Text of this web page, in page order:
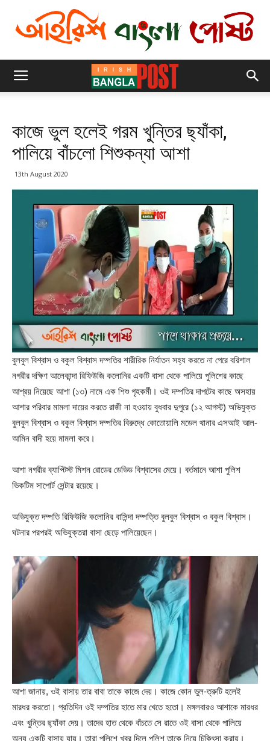
কাজে ভুল হলেই গরম খুন্তির ছ্যাঁকা,
পালিয়ে বাঁচলো শিশুকন্যা আশা
13th August 2020
বুলবুল বিশ্বাস ও বকুল বিশ্বাস দম্পতির শারীরিক নির্যাতন সহ্য করতে না পেরে বরিশাল
নগরীর দক্ষিণ আলেকান্দা রিফিউজি কলোনির একটি বাসা থেকে পালিয়ে পুলিশের কাছে
আশ্রয় নিয়েছে আশা (১৩) নামে এক শিশু গৃহকর্মী। ওই দম্পতির দাপটের কাছে অসহায়
আশার পরিবার মামলা দায়ের করতে রাজী না হওয়ায় বুধবার দুপুরে (১২ আগস্ট) অভিযুক্ত
বুলবুল বিশ্বাস ও বকুল বিশ্বাস দম্পতির বিরুদ্ধে কোতোয়ালি মডেল থানার এসআই আল-
আমিন বাদী হয়ে মামলা করে।
আশা নগরীর ব্যাপ্টিস্ট মিশন রোডের ডেভিড বিশ্বাসের মেয়ে। বর্তমানে আশা পুলিশ
ভিকটিম সাপোর্ট সেন্টার রয়েছে।
অভিযুক্ত দম্পতি রিফিউজি কলোনির বাসিন্দা দম্পত্তি বুলবুল বিশ্বাস ও বকুল বিশ্বাস।
ঘটনার পরপরই অভিযুক্তরা বাসা ছেড়ে পালিয়েছেন।
আশা জানায়, ওই বাসায় তার বাবা তাকে কাজে দেয়। কাজে কোন ভুল-ত্রুটি হলেই
মারধর করতো। প্রতিদিন ওই দম্পতির হাতে মার খেতে হতো। মঙ্গলবারও আশাকে মারধর
এবং খুন্তির ছ্যাঁকা দেয়। তাদের হাত থেকে বাঁচতে সে রাতে ওই বাসা থেকে পালিয়ে
অন্য একটি বাসায় যায়। তারা পুলিশে খবর দিলে পুলিশ তাকে নিয়ে চিকিৎসা করায়।